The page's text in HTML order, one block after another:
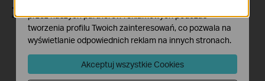
Znajdź nas
przez naszych partnerów reklamowych podczas
tworzenia profilu Twoich zainteresowań, co pozwala na
wyświetlanie odpowiednich reklam na innych stronach.
Akceptuj wszystkie Cookies